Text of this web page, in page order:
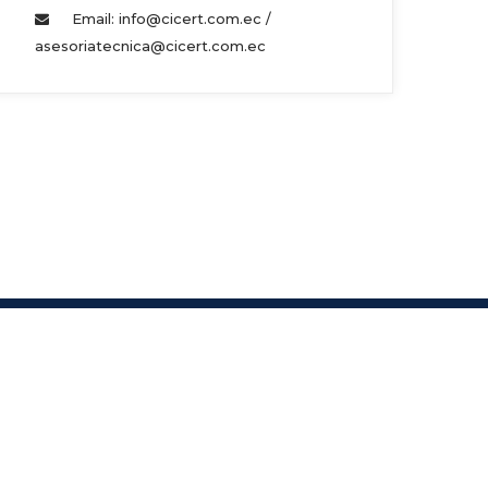
Email: info@cicert.com.ec /
asesoriatecnica@cicert.com.ec